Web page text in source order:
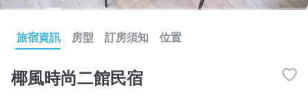
旅宿資訊 房型 訂房須知 位置
椰風時尚二館民宿